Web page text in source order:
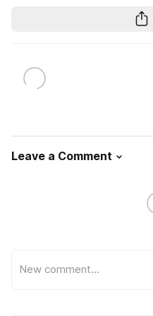
Leave a Comment